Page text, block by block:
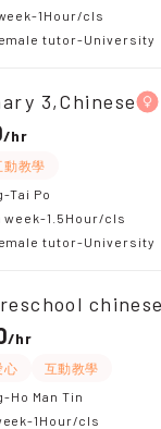
1Hour/cls
tutor-University
3,Chinese
/hr
動教學
Tai Po
week-1.5Hour/cls
tutor-University
/hr
心
互動教學
Ho Man Tin
1Hour/cls